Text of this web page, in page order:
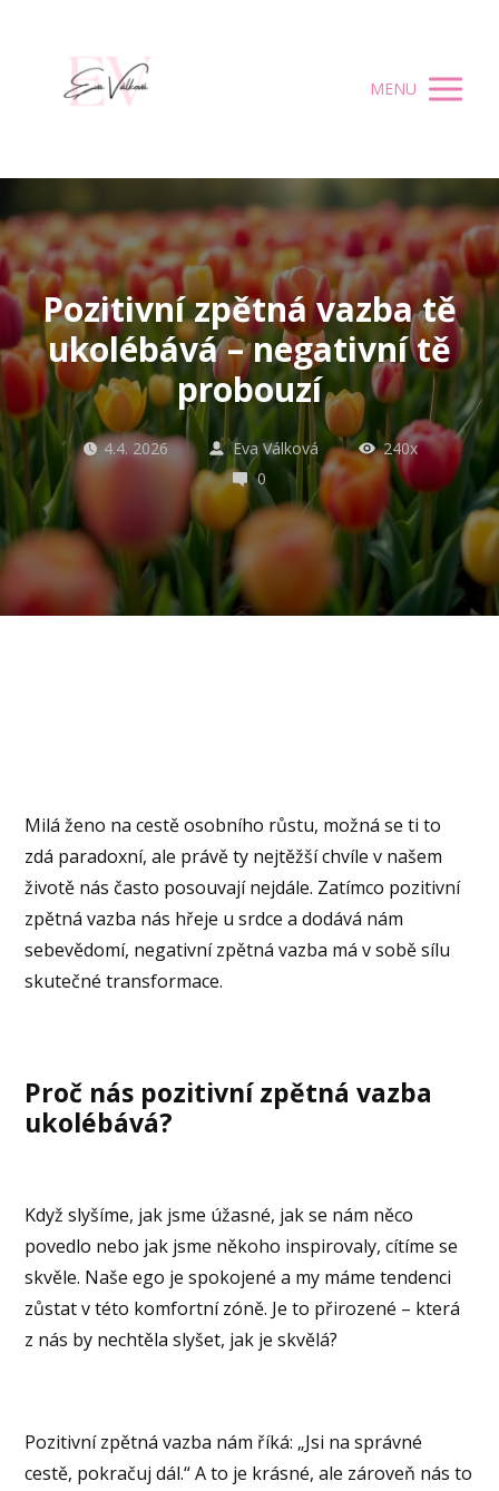
MENU
Pozitivní zpětná vazba tě
ukolébává – negativní tě
probouzí
4.4. 2026 Eva Válková
240x
0
Milá ženo na cestě osobního růstu, možná se ti to
zdá paradoxní, ale právě ty nejtěžší chvíle v našem
životě nás často posouvají nejdále. Zatímco pozitivní
zpětná vazba nás hřeje u srdce a dodává nám
sebevědomí, negativní zpětná vazba má v sobě sílu
skutečné transformace.
Proč nás pozitivní zpětná vazba
ukolébává?
Když slyšíme, jak jsme úžasné, jak se nám něco
povedlo nebo jak jsme někoho inspirovaly, cítíme se
skvěle. Naše ego je spokojené a my máme tendenci
zůstat v této komfortní zóně. Je to přirozené – která
z nás by nechtěla slyšet, jak je skvělá?
Pozitivní zpětná vazba nám říká: „Jsi na správné
cestě, pokračuj dál.“ A to je krásné, ale zároveň nás to